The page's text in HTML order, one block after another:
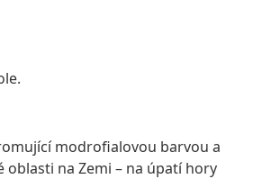
modrofialovou barvou a
oblasti na Zemi – na úpatí hory